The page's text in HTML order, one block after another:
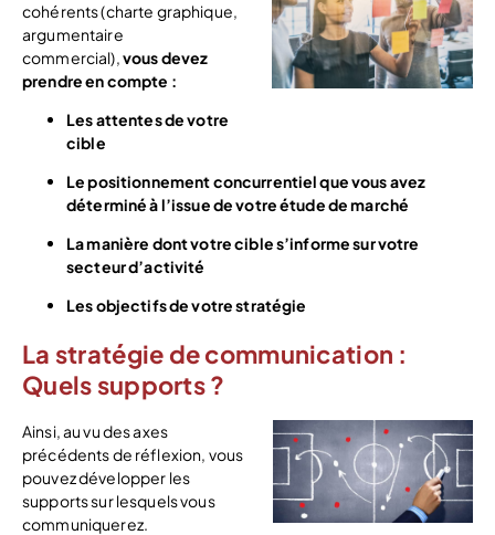
cohérents (charte graphique,
argumentaire
commercial),vous devez
prendre en compte :
Les attentes de votre
cible
Le positionnement concurrentiel que vous avez
déterminé à l’issue de votre étude de marché
La manière dont votre cible s’informe sur votre
secteur d’activité
Les objectifs de votre stratégie
La stratégie de communication :
Quels supports ?
Ainsi, au vu des axes
précédents de réflexion, vous
pouvez développer les
supports sur lesquels vous
communiquerez.